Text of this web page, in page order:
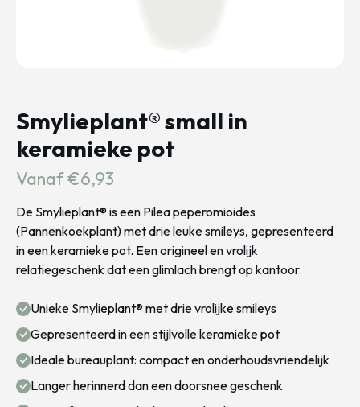
Smylieplant® small in
keramieke pot
Vanaf €6,93
De Smylieplant® is een Pilea peperomioides
(Pannenkoekplant) met drie leuke smileys, gepresenteerd
in een keramieke pot. Een origineel en vrolijk
relatiegeschenk dat een glimlach brengt op kantoor.
Unieke Smylieplant® met drie vrolijke smileys
Gepresenteerd in een stijlvolle keramieke pot
Ideale bureauplant: compact en onderhoudsvriendelijk
Langer herinnerd dan een doorsnee geschenk